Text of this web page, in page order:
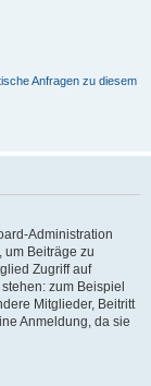
Anfragen zu diesem
Administration
um Beiträge zu
Zugriff auf
zum Beispiel
Mitglieder, Beitritt
Anmeldung, da sie